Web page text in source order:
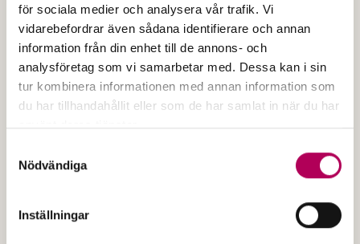
för sociala medier och analysera vår trafik. Vi
vidarebefordrar även sådana identifierare och annan
information från din enhet till de annons- och
analysföretag som vi samarbetar med. Dessa kan i sin
tur kombinera informationen med annan information som
du har tillhandahållit eller som de har samlat in när du har
använt deras tjänster.
personuppgifter.
Nödvändiga
Inställningar
Publicerades2025
Produktblad Rörelsekreditgaranti
Filen är ett PDF-dokument